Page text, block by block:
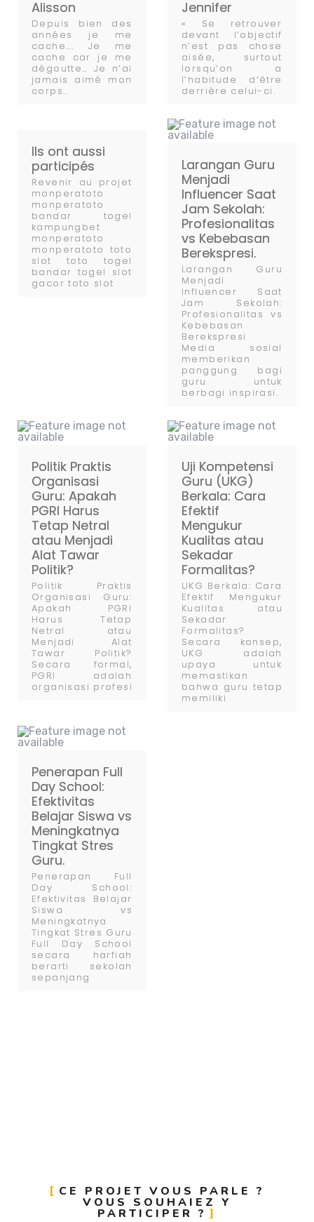
Alisson
Depuis bien des
années je me
cache…. Je me
cache car je me
dégoutte… Je n’ai
jamais aimé mon
corps..
Jennifer
« Se retrouver
devant l’objectif
n’est pas chose
aisée, surtout
lorsqu’on a
l’habitude d’être
derrière celui-ci.
Ils ont aussi
participés
Revenir au projet
monperatoto
monperatoto
bandar togel
kampungbet
monperatoto
monperatoto toto
slot toto togel
bandar togel slot
gacor toto slot
Larangan Guru
Menjadi
Influencer Saat
Jam Sekolah:
Profesionalitas
vs Kebebasan
Berekspresi.
Larangan Guru
Menjadi
Influencer Saat
Jam Sekolah:
Profesionalitas vs
Kebebasan
Berekspresi
Media sosial
memberikan
panggung bagi
guru untuk
berbagi inspirasi.
Politik Praktis
Organisasi
Guru: Apakah
PGRI Harus
Tetap Netral
atau Menjadi
Alat Tawar
Politik?
Politik Praktis
Organisasi Guru:
Apakah PGRI
Harus Tetap
Netral atau
Menjadi Alat
Tawar Politik?
Secara formal,
PGRI adalah
organisasi profesi
Uji Kompetensi
Guru (UKG)
Berkala: Cara
Efektif
Mengukur
Kualitas atau
Sekadar
Formalitas?
UKG Berkala: Cara
Efektif Mengukur
Kualitas atau
Sekadar
Formalitas?
Secara konsep,
UKG adalah
upaya untuk
memastikan
bahwa guru tetap
memiliki
Penerapan Full
Day School:
Efektivitas
Belajar Siswa vs
Meningkatnya
Tingkat Stres
Guru.
Penerapan Full
Day School:
Efektivitas Belajar
Siswa vs
Meningkatnya
Tingkat Stres Guru
Full Day School
secara harfiah
berarti sekolah
sepanjang
CE PROJET VOUS PARLE ?
VOUS SOUHAIEZ Y
PARTICIPER ?